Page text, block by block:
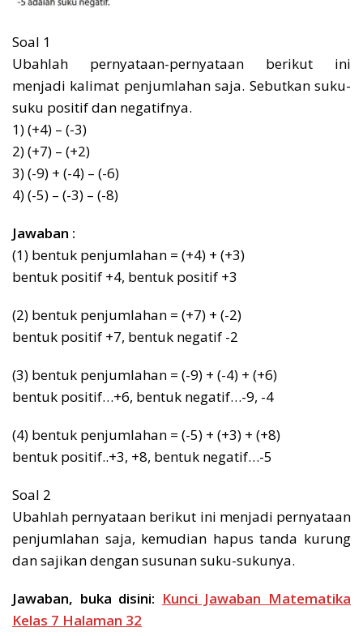
Soal 1
Ubahlah pernyataan-pernyataan berikut ini
menjadi kalimat penjumlahan saja. Sebutkan suku-
suku positif dan negatifnya.
1) (+4) – (-3)
2) (+7) – (+2)
3) (-9) + (-4) – (-6)
4) (-5) – (-3) – (-8)
Jawaban :
(1) bentuk penjumlahan = (+4) + (+3)
bentuk positif +4, bentuk positif +3
(2) bentuk penjumlahan = (+7) + (-2)
bentuk positif +7, bentuk negatif -2
(3) bentuk penjumlahan = (-9) + (-4) + (+6)
bentuk positif…+6, bentuk negatif…-9, -4
(4) bentuk penjumlahan = (-5) + (+3) + (+8)
bentuk positif..+3, +8, bentuk negatif…-5
Soal 2
Ubahlah pernyataan berikut ini menjadi pernyataan
penjumlahan saja, kemudian hapus tanda kurung
dan sajikan dengan susunan suku-sukunya.
Jawaban, buka disini: Kunci Jawaban Matematika
Kelas 7 Halaman 32